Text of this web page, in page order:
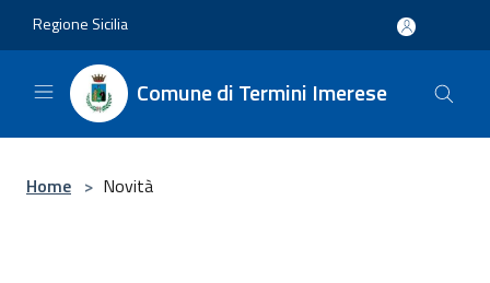
Regione Sicilia
Comune di Termini Imerese
Home > Novità